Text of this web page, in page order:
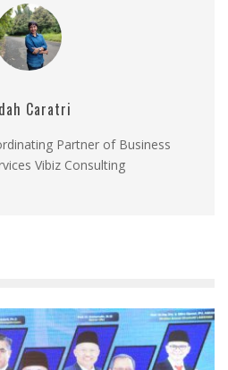
Caratri
Partner of Business
Vibiz Consulting